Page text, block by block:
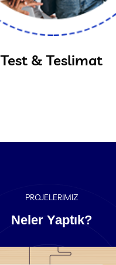
Test & Teslimat
PROJELERIMIZ
Neler Yaptık?